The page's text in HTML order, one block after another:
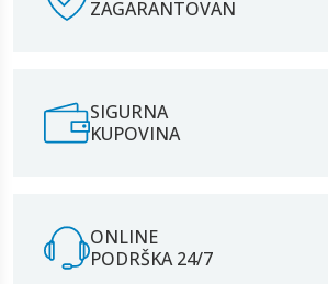
ZAGARANTOVAN
SIGURNA
KUPOVINA
ONLINE
PODRŠKA 24/7